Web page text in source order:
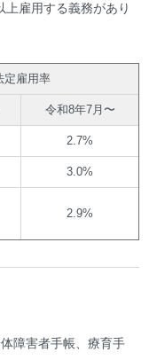
雇用する義務があり
定雇用率
令和8年7月〜
2.7%
3.0%
2.9%
障害者手帳、療育手